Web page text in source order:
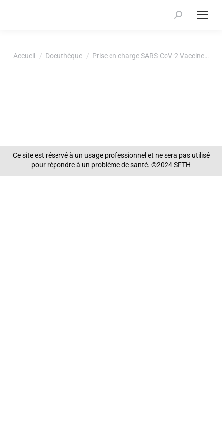
Recherche
Vous êtes ici :
Accueil Docuthèque Prise en charge SARS-CoV-2 Vaccine…
Ce site est réservé à un usage professionnel et ne sera pas utilisé
pour répondre à un problème de santé. ©2024 SFTH